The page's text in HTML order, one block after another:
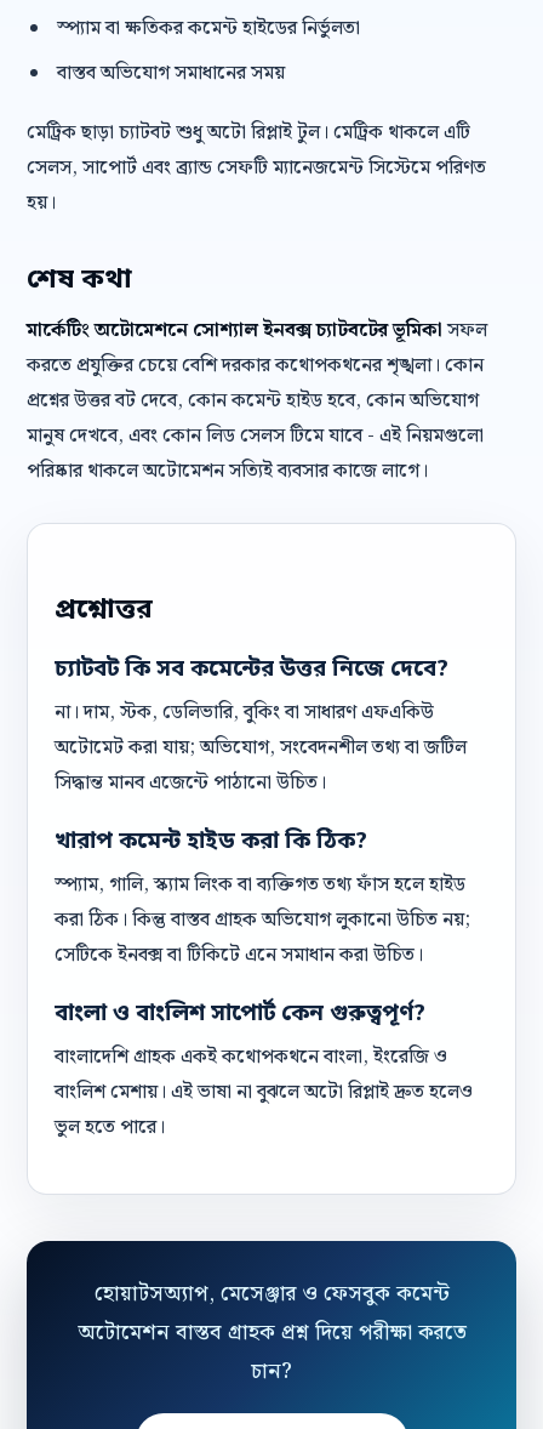
স্প্যাম বা ক্ষতিকর কমেন্ট হাইডের নির্ভুলতা
বাস্তব অভিযোগ সমাধানের সময়
মেট্রিক ছাড়া চ্যাটবট শুধু অটো রিপ্লাই টুল। মেট্রিক থাকলে এটি
সেলস, সাপোর্ট এবং ব্র্যান্ড সেফটি ম্যানেজমেন্ট সিস্টেমে পরিণত
হয়।
শেষ কথা
মার্কেটিং অটোমেশনে সোশ্যাল ইনবক্স চ্যাটবটের ভূমিকাসফল
করতে প্রযুক্তির চেয়ে বেশি দরকার কথোপকথনের শৃঙ্খলা। কোন
প্রশ্নের উত্তর বট দেবে, কোন কমেন্ট হাইড হবে, কোন অভিযোগ
মানুষ দেখবে, এবং কোন লিড সেলস টিমে যাবে - এই নিয়মগুলো
পরিষ্কার থাকলে অটোমেশন সত্যিই ব্যবসার কাজে লাগে।
প্রশ্নোত্তর
চ্যাটবট কি সব কমেন্টের উত্তর নিজে দেবে?
না। দাম, স্টক, ডেলিভারি, বুকিং বা সাধারণ এফএকিউ
অটোমেট করা যায়; অভিযোগ, সংবেদনশীল তথ্য বা জটিল
সিদ্ধান্ত মানব এজেন্টে পাঠানো উচিত।
খারাপ কমেন্ট হাইড করা কি ঠিক?
স্প্যাম, গালি, স্ক্যাম লিংক বা ব্যক্তিগত তথ্য ফাঁস হলে হাইড
করা ঠিক। কিন্তু বাস্তব গ্রাহক অভিযোগ লুকানো উচিত নয়;
সেটিকে ইনবক্স বা টিকিটে এনে সমাধান করা উচিত।
বাংলা ও বাংলিশ সাপোর্ট কেন গুরুত্বপূর্ণ?
বাংলাদেশি গ্রাহক একই কথোপকথনে বাংলা, ইংরেজি ও
বাংলিশ মেশায়। এই ভাষা না বুঝলে অটো রিপ্লাই দ্রুত হলেও
ভুল হতে পারে।
হোয়াটসঅ্যাপ, মেসেঞ্জার ও ফেসবুক কমেন্ট
অটোমেশন বাস্তব গ্রাহক প্রশ্ন দিয়ে পরীক্ষা করতে
চান?